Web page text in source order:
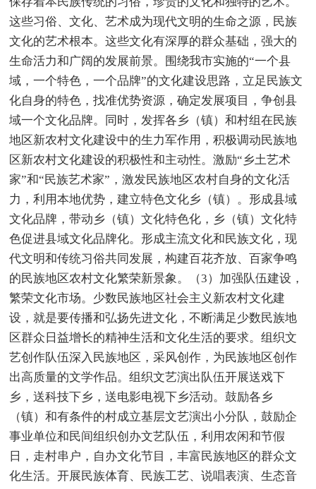
这些习俗、文化、艺术成为现代文明的生命之源，民族
文化的艺术根本。这些文化有深厚的群众基础，强大的
生命活力和广阔的发展前景。围绕我市实施的“一个县
域，一个特色，一个品牌”的文化建设思路，立足民族文
化自身的特色，找准优势资源，确定发展项目，争创县
域一个文化品牌。同时，发挥各乡（镇）和村组在民族
地区新农村文化建设中的生力军作用，积极调动民族地
区新农村文化建设的积极性和主动性。激励“乡土艺术
家”和“民族艺术家”，激发民族地区农村自身的文化活
力，利用本地优势，建立特色文化乡（镇）。形成县域
文化品牌，带动乡（镇）文化特色化，乡（镇）文化特
色促进县域文化品牌化。形成主流文化和民族文化，现
代文明和传统习俗共同发展，构建百花齐放、百家争鸣
的民族地区农村文化繁荣新景象。（3）加强队伍建设，
繁荣文化市场。少数民族地区社会主义新农村文化建
设，就是要传播和弘扬先进文化，不断满足少数民族地
区群众日益增长的精神生活和文化生活的要求。组织文
艺创作队伍深入民族地区，采风创作，为民族地区创作
出高质量的文学作品。组织文艺演出队伍开展送戏下
乡，送科技下乡，送电影电视下乡活动。鼓励各乡
（镇）和有条件的村成立基层文艺演出小分队，鼓励企
事业单位和民间组织创办文艺队伍，利用农闲和节假
日，走村串户，自办文化节目，丰富民族地区的群众文
化生活。开展民族体育、民族工艺、说唱表演、生态音